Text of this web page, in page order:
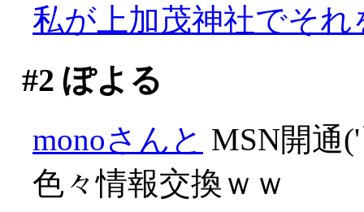
私が上加茂神社でそ
#2 ぽよる
monoさんと MSN開通
色々情報交換ｗｗ